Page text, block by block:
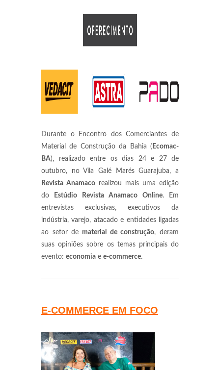
Durante o Encontro dos Comerciantes de
Material de Construção da Bahia ( Ecomac-
BA), realizado entre os dias 24 e 27 de
outubro, no Vila Galé Marés Guarajuba, a
Revista Anamaco realizou mais uma edição
do
Estúdio Revista Anamaco Online. Em
entrevistas exclusivas, executivos da
indústria, varejo, atacado e entidades ligadas
ao setor de material de construção, deram
suas opiniões sobre os temas principais do
evento: economia e e-commerce.
E-COMMERCE EM FOCO